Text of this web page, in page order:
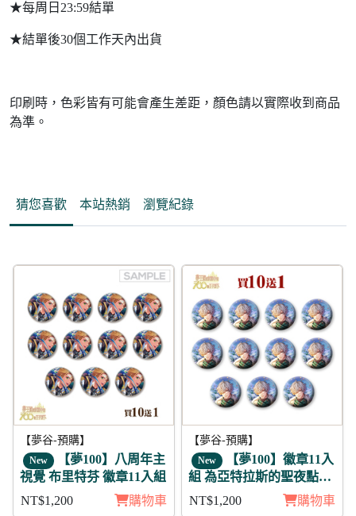
★每周日23:59結單
★結單後30個工作天內出貨
印刷時，色彩皆有可能會產生差距，顏色請以實際收到商品
為準。
猜您喜歡 本站熱銷 瀏覽紀錄
【夢谷-預購】
New 【夢100】八周年主
視覺 布里特芬 徽章11入組
NT$1,200
購物車
【夢谷-預購】
New 【夢100】徽章11入
組 為亞特拉斯的聖夜點燃
NT$1,200 購物車